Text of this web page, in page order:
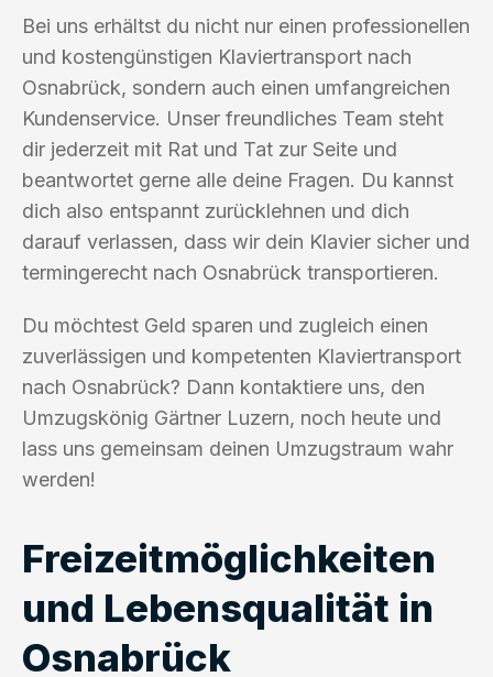
Bei uns erhältst du nicht nur einen professionellen
und kostengünstigen Klaviertransport nach
Osnabrück, sondern auch einen umfangreichen
Kundenservice. Unser freundliches Team steht
dir jederzeit mit Rat und Tat zur Seite und
beantwortet gerne alle deine Fragen. Du kannst
dich also entspannt zurücklehnen und dich
darauf verlassen, dass wir dein Klavier sicher und
termingerecht nach Osnabrück transportieren.
Du möchtest Geld sparen und zugleich einen
zuverlässigen und kompetenten Klaviertransport
nach Osnabrück? Dann kontaktiere uns, den
Umzugskönig Gärtner Luzern, noch heute und
lass uns gemeinsam deinen Umzugstraum wahr
werden!
Freizeitmöglichkeiten
und Lebensqualität in
Osnabrück